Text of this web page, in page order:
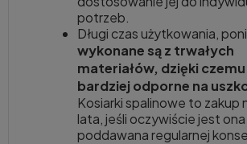
potrzeb.
Długi czas użytkowania,
wykonane są z trwałych
materiałów, dzięki czemu
bardziej odporne na
Kosiarki spalinowe to zakup
lata, jeśli oczywiście jest ona
poddawana regularnej